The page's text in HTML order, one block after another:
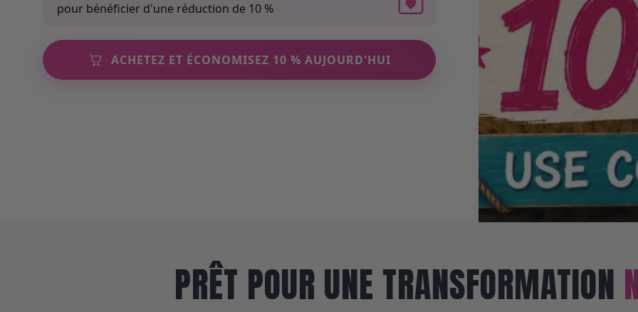
pour bénéficier d'une réduction de 10 %
ACHETEZ ET ÉCONOMISEZ 10 % AUJOURD'HUI
PRÊT POUR UNE TRANSFORMATION